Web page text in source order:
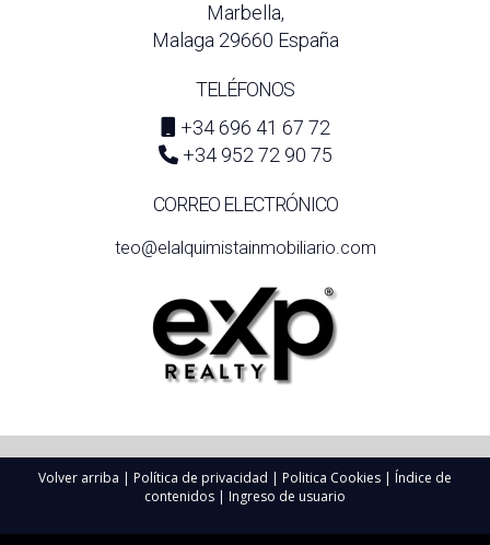
Marbella,
Malaga 29660 España
TELÉFONOS
+34 696 41 67 72
+34 952 72 90 75
CORREO ELECTRÓNICO
teo@elalquimistainmobiliario.com
Volver arriba | Política de privacidad | Politica Cookies | Índice de
contenidos | Ingreso de usuario